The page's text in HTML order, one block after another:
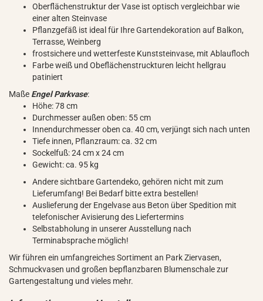
Oberflächenstruktur der Vase ist optisch vergleichbar wie
einer alten Steinvase
Pflanzgefäß ist ideal für Ihre Gartendekoration auf Balkon,
Terrasse, Weinberg
frostsichere und wetterfeste Kunststeinvase, mit Ablaufloch
Farbe weiß und Obeflächenstruckturen leicht hellgrau
patiniert
Maße Engel Parkvase:
Höhe: 78 cm
Durchmesser außen oben: 55 cm
Innendurchmesser oben ca. 40 cm, verjüngt sich nach unten
Tiefe innen, Pflanzraum: ca. 32 cm
Sockelfuß: 24 cm x 24 cm
Gewicht: ca. 95 kg
Andere sichtbare Gartendeko, gehören nicht mit zum
Lieferumfang! Bei Bedarf bitte extra bestellen!
Auslieferung der Engelvase aus Beton über Spedition mit
telefonischer Avisierung des Liefertermins
Selbstabholung in unserer Ausstellung nach
Terminabsprache möglich!
Wir führen ein umfangreiches Sortiment an Park Ziervasen,
Schmuckvasen und großen bepflanzbaren Blumenschale zur
Gartengestaltung und vieles mehr.